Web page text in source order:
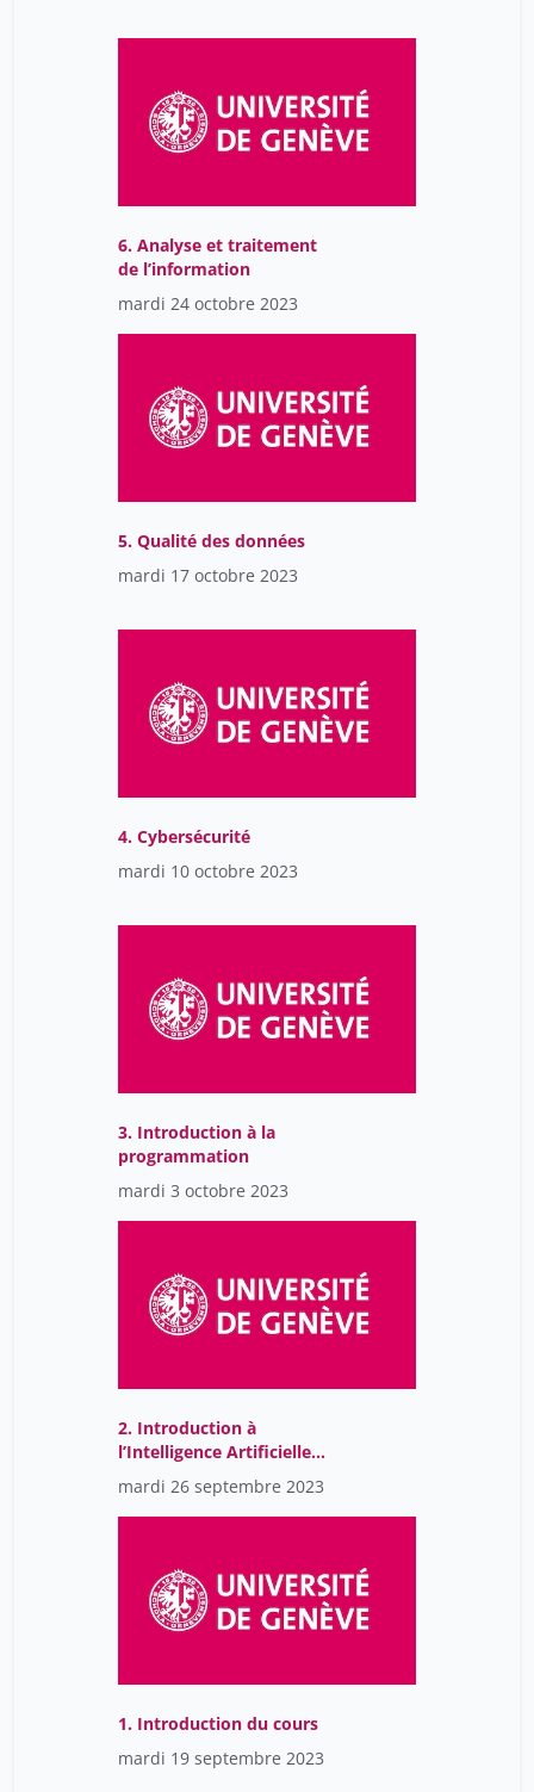
6. Analyse et traitement
de l’information
mardi 24 octobre 2023
5. Qualité des données
mardi 17 octobre 2023
4. Cybersécurité
mardi 10 octobre 2023
3. Introduction à la
programmation
mardi 3 octobre 2023
2. Introduction à
l’Intelligence Artificielle
(AI) et l’Apprentissage
statistique (ML)
mardi 26 septembre 2023
1. Introduction du cours
mardi 19 septembre 2023